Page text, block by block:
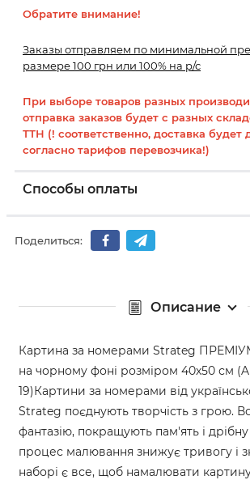
Обратите внимание!
Заказы отправляем по минимальной
размере 100 грн или 100% на р/с
При выборе товаров разных
отправка заказов будет с разных
ТТН (! соответственно, доставка будет
согласно тарифов перевозчика!)
Способы оплаты
Поделиться:
Описание
Картина за номерами Strateg
на чорному фоні розміром 40х50 см
19)Картини за номерами від
Strateg поєднують творчість з грою.
фантазію, покращують пам'ять і
процес малювання знижує тривогу і
наборі є все, щоб намалювати